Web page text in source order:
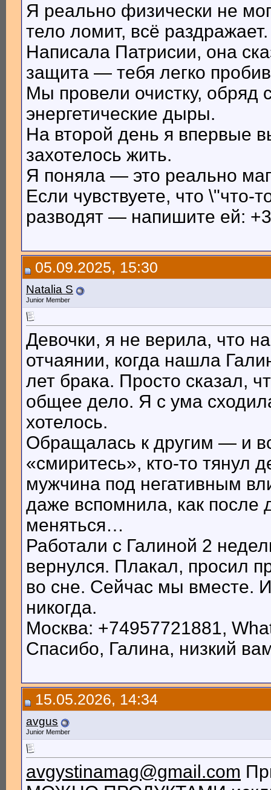
Я реально физически не
тело ломит, всё
Написала Патрисии, она
защита — тебя легко
Мы провели очистку, обряд
энергетические дыры.
На второй день я впервые
захотелось жить.
Я поняла — это реально
Если чувствуете, что \"что-
разводят — напишите ей:
05.09.2025, 15:30
Natalia S
Junior Member
Девочки, я не верила, что
отчаянии, когда нашла
лет брака. Просто сказал,
общее дело. Я с ума
хотелось.
Обращалась к другим — и
«смиритесь», кто-то тянул
мужчина под негативным
даже вспомнила, как после
меняться…
Работали с Галиной 2
вернулся. Плакал, просил
во сне. Сейчас мы вместе.
никогда.
Москва: +74957721881,
Спасибо, Галина, низкий
15.05.2026, 14:34
avgus
Junior Member
avgystinamag@gmail.com